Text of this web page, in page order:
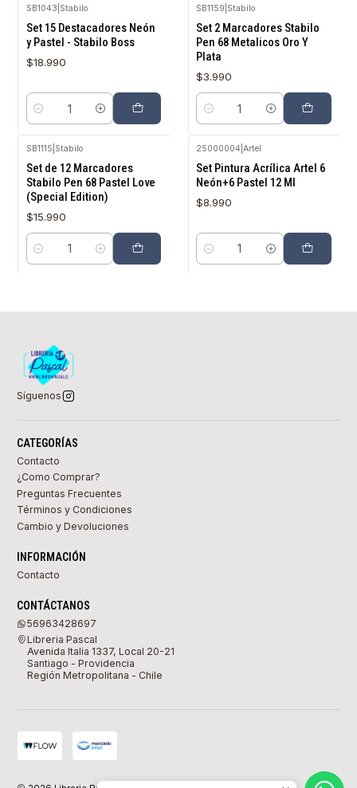
SB1043 Stabilo
Set 15 Destacadores Neón
y Pastel - Stabilo Boss
$18.990
Cantidad
SB1159 Stabilo
Set 2 Marcadores Stabilo
Pen 68 Metalicos Oro Y
Plata
$3.990
Cantidad
SB1115 Stabilo
Set de 12 Marcadores
Stabilo Pen 68 Pastel Love
(Special Edition)
$15.990
Cantidad
25000004 Artel
Set Pintura Acrílica Artel 6
Neón+6 Pastel 12 Ml
$8.990
Cantidad
Síguenos
CATEGORÍAS
Contacto
¿Como Comprar?
Preguntas Frecuentes
Términos y Condiciones
Cambio y Devoluciones
INFORMACIÓN
Contacto
CONTÁCTANOS
56963428697
Libreria Pascal
Avenida Italia 1337, Local 20-21
Santiago - Providencia
Región Metropolitana - Chile